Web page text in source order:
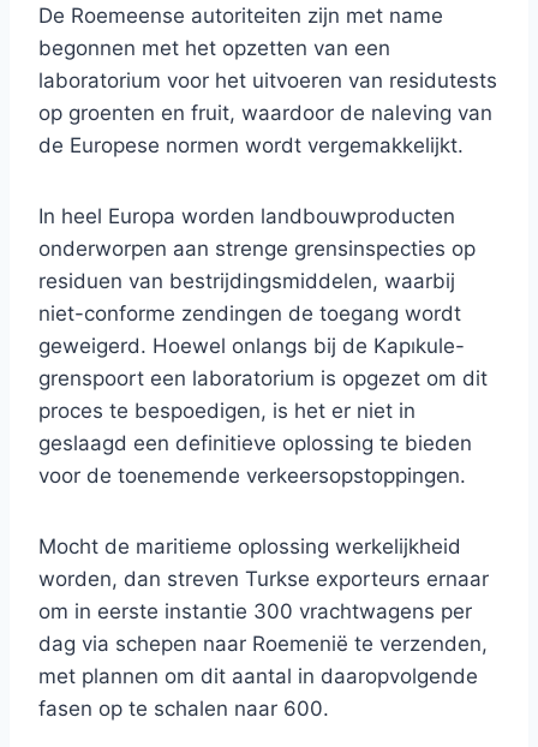
De Roemeense autoriteiten zijn met name
begonnen met het opzetten van een
laboratorium voor het uitvoeren van residutests
op groenten en fruit, waardoor de naleving van
de Europese normen wordt vergemakkelijkt.
In heel Europa worden landbouwproducten
onderworpen aan strenge grensinspecties op
residuen van bestrijdingsmiddelen, waarbij
niet-conforme zendingen de toegang wordt
geweigerd. Hoewel onlangs bij de Kapıkule-
grenspoort een laboratorium is opgezet om dit
proces te bespoedigen, is het er niet in
geslaagd een definitieve oplossing te bieden
voor de toenemende verkeersopstoppingen.
Mocht de maritieme oplossing werkelijkheid
worden, dan streven Turkse exporteurs ernaar
om in eerste instantie 300 vrachtwagens per
dag via schepen naar Roemenië te verzenden,
met plannen om dit aantal in daaropvolgende
fasen op te schalen naar 600.